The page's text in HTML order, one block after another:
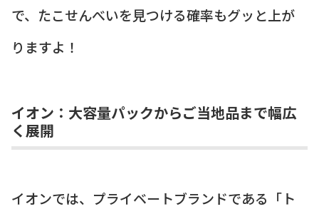
で、たこせんべいを見つける確率もグッと上が
りますよ！
イオン：大容量パックからご当地品まで幅広
く展開
イオンでは、プライベートブランドである「ト